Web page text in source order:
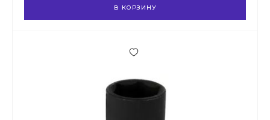
В КОРЗИНУ